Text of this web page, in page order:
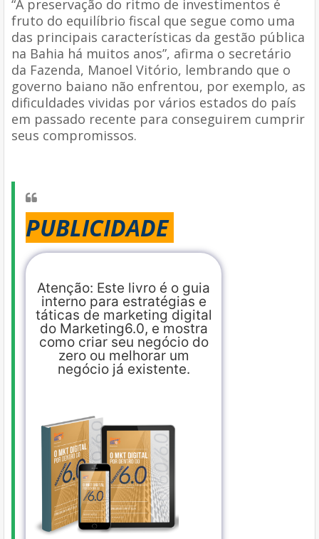
“A preservação do ritmo de investimentos é
fruto do equilíbrio fiscal que segue como uma
das principais características da gestão pública
na Bahia há muitos anos”, afirma o secretário
da Fazenda, Manoel Vitório, lembrando que o
governo baiano não enfrentou, por exemplo, as
dificuldades vividas por vários estados do país
em passado recente para conseguirem cumprir
seus compromissos.
PUBLICIDADE
Atenção: Este livro é o guia
interno para estratégias e
táticas de marketing digital
do Marketing6.0, e mostra
como criar seu negócio do
zero ou melhorar um
negócio já existente.​